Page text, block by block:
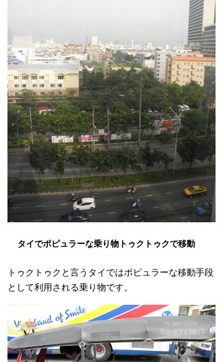
タイでポピュラーな乗り物トゥクトゥクで移動
トゥクトゥクと言うタイではポピュラーな移動手段
として利用される乗り物です。